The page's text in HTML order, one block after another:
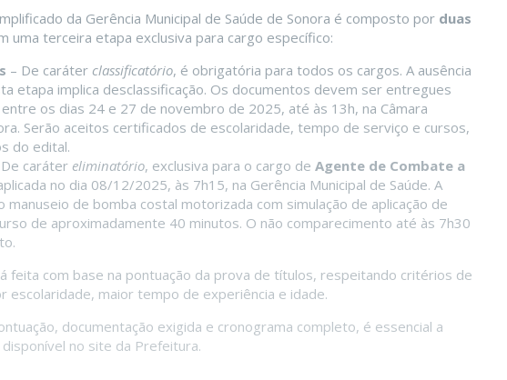
da Gerência Municipal de Saúde de Sonora é composto por duas
uma terceira etapa exclusiva para cargo específico:
– De caráter classificatório, é obrigatória para todos os cargos. A ausência
etapa implica desclassificação. Os documentos devem ser entregues
os dias 24 e 27 de novembro de 2025, até às 13h, na Câmara
Serão aceitos certificados de escolaridade, tempo de serviço e cursos,
do edital.
caráter eliminatório, exclusiva para o cargo de Agente de Combate a
no dia 08/12/2025, às 7h15, na Gerência Municipal de Saúde. A
manuseio de bomba costal motorizada com simulação de aplicação de
de aproximadamente 40 minutos. O não comparecimento até às 7h30
feita com base na pontuação da prova de títulos, respeitando critérios de
escolaridade, maior tempo de experiência e idade.
documentação exigida e cronograma completo, é essencial a
no site da Prefeitura.